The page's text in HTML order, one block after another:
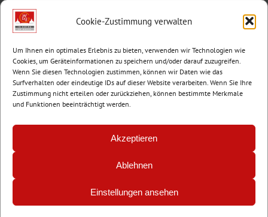
Cookie-Zustimmung verwalten
Um Ihnen ein optimales Erlebnis zu bieten, verwenden wir Technologien wie
Cookies, um Geräteinformationen zu speichern und/oder darauf zuzugreifen.
Wenn Sie diesen Technologien zustimmen, können wir Daten wie das
Surfverhalten oder eindeutige IDs auf dieser Website verarbeiten. Wenn Sie Ihre
Zustimmung nicht erteilen oder zurückziehen, können bestimmte Merkmale
und Funktionen beeinträchtigt werden.
Akzeptieren
Ablehnen
Einstellungen ansehen
Telefon:
E-Mail:
info@wbg-gotha.de
Impressum|Datenschutz